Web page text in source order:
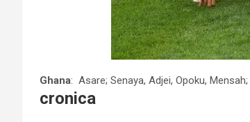
Ghana: Asare; Senaya, Adjei, Opoku,
cronica